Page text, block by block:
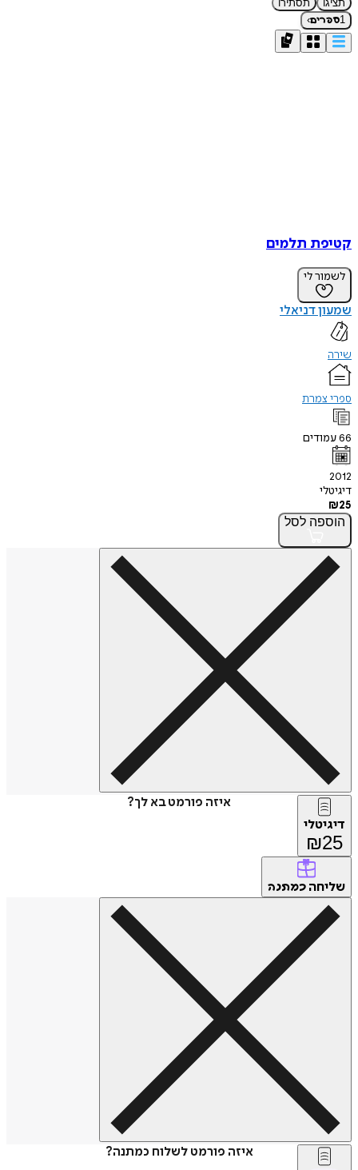
תציגו
תסתירו
1ספרים›
קטיפת תלמים
לשמור לי
שמעון דניאלי
שירה
ספרי צמרת
66עמודים
2012
דיגיטלי
₪25
הוספה לסל
איזה פורמט בא לך?
דיגיטלי
₪25
שליחה כמתנה
איזה פורמט לשלוח כמתנה?